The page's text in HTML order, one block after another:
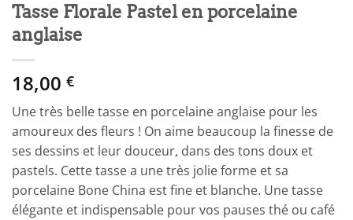
Tasse Florale Pastel en porcelaine
anglaise
18,00 €
Une très belle tasse en porcelaine anglaise pour les
amoureux des fleurs ! On aime beaucoup la finesse de
ses dessins et leur douceur, dans des tons doux et
pastels. Cette tasse a une très jolie forme et sa
porcelaine Bone China est fine et blanche. Une tasse
élégante et indispensable pour vos pauses thé ou café